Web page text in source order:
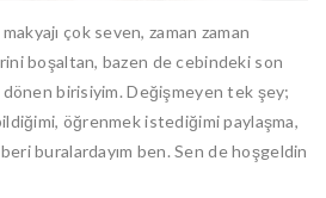
çok seven, zaman zaman
boşaltan, bazen de cebindeki son
dönen birisiyim. Değişmeyen tek şey;
öğrenmek istediğimi paylaşma,
buralardayım ben. Sen de hoşgeldin